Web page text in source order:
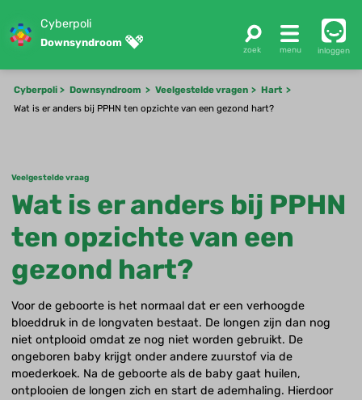
Cyberpoli
Downsyndroom
inloggen
Cyberpoli Downsyndroom Veelgestelde vragen
Hart
Wat is er anders bij PPHN ten opzichte van een gezond hart?
Veelgestelde vraag
Wat is er anders bij PPHN
ten opzichte van een
gezond hart?
Voor de geboorte is het normaal dat er een verhoogde
bloeddruk in de longvaten bestaat. De longen zijn dan nog
niet ontplooid omdat ze nog niet worden gebruikt. De
ongeboren baby krijgt onder andere zuurstof via de
moederkoek. Na de geboorte als de baby gaat huilen,
ontplooien de longen zich en start de ademhaling. Hierdoor